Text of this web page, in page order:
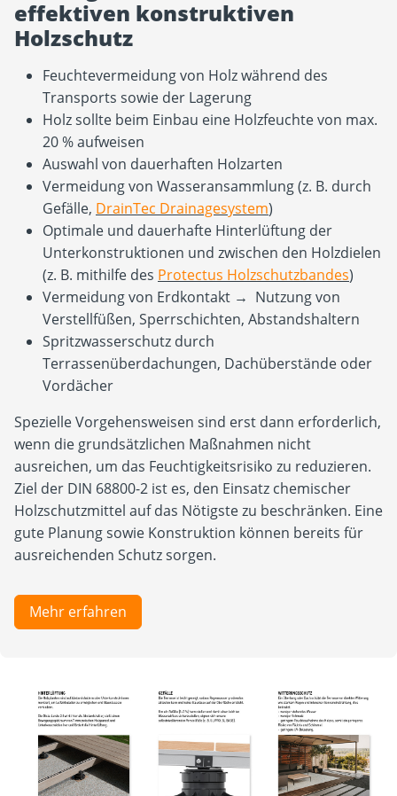
effektiven konstruktiven
Holzschutz
Feuchtevermeidung von Holz während des
Transports sowie der Lagerung
Holz sollte beim Einbau eine Holzfeuchte von max.
20 % aufweisen
Auswahl von dauerhaften Holzarten
Vermeidung von Wasseransammlung (z. B. durch
Gefälle, DrainTec Drainagesystem)
Optimale und dauerhafte Hinterlüftung der
Unterkonstruktionen und zwischen den Holzdielen
(z. B. mithilfe des Protectus Holzschutzbandes)
Vermeidung von Erdkontakt → Nutzung von
Verstellfüßen, Sperrschichten, Abstandshaltern
Spritzwasserschutz durch
Terrassenüberdachungen, Dachüberstände oder
Vordächer
Spezielle Vorgehensweisen sind erst dann erforderlich,
wenn die grundsätzlichen Maßnahmen nicht
ausreichen, um das Feuchtigkeitsrisiko zu reduzieren.
Ziel der DIN 68800-2 ist es, den Einsatz chemischer
Holzschutzmittel auf das Nötigste zu beschränken. Eine
gute Planung sowie Konstruktion können bereits für
ausreichenden Schutz sorgen.
Mehr erfahren